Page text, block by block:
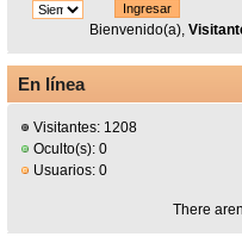
Bienvenido(a),
En línea
Visitantes: 1208
Oculto(s): 0
Usuarios: 0
There